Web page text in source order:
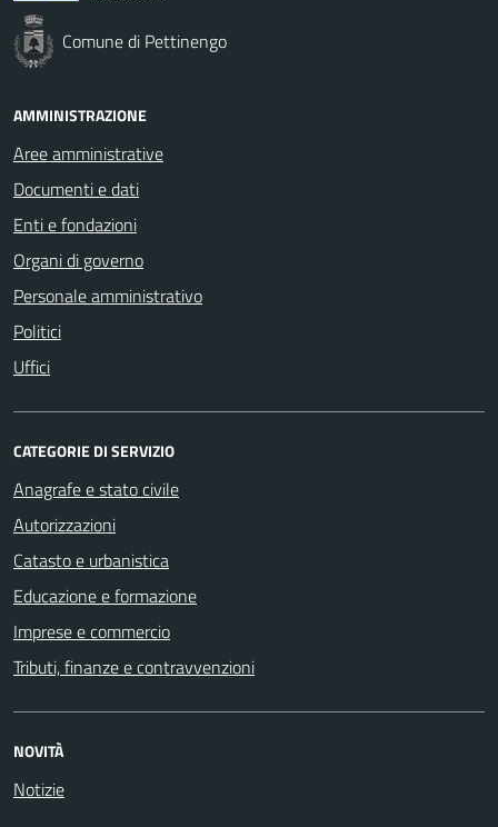
Comune di Pettinengo
AMMINISTRAZIONE
Aree amministrative
Documenti e dati
Enti e fondazioni
Organi di governo
Personale amministrativo
Politici
Uffici
CATEGORIE DI SERVIZIO
Anagrafe e stato civile
Autorizzazioni
Catasto e urbanistica
Educazione e formazione
Imprese e commercio
Tributi, finanze e contravvenzioni
NOVITÀ
Notizie